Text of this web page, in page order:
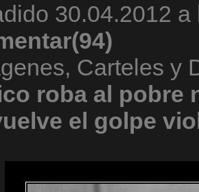
30.04.2012 a
Carteles y
roba al pobre
el golpe